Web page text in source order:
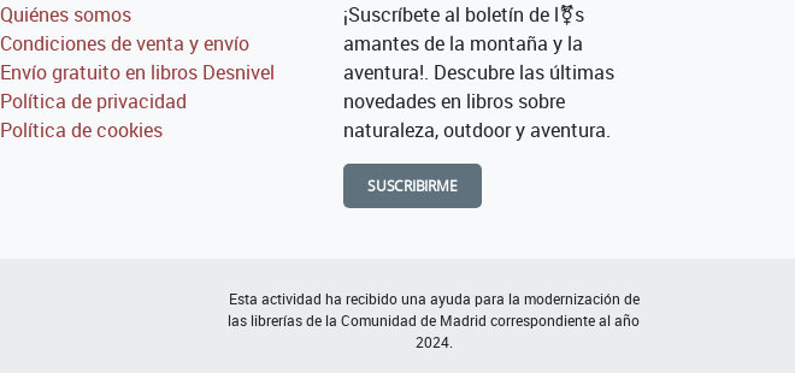
Quiénes somos
Condiciones de venta y envío
Envío gratuito en libros Desnivel
Política de privacidad
Política de cookies
¡Suscríbete al boletín de l⚧s
amantes de la montaña y la
aventura!. Descubre las últimas
novedades en libros sobre
naturaleza, outdoor y aventura.
SUSCRIBIRME
Esta actividad ha recibido una ayuda para la modernización de
las librerías de la Comunidad de Madrid correspondiente al año
2024.